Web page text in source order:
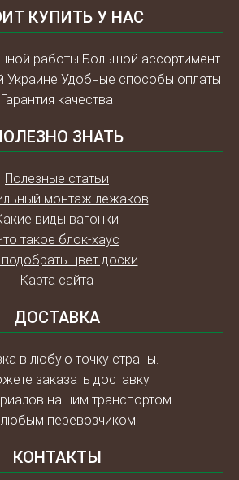
КУПИТЬ У НАС
работы Большой ассортимент
Украине Удобные способы оплаты
Гарантия качества
ЗНАТЬ
Полезные статьи
монтаж лежаков
виды вагонки
такое блок-хаус
цвет доски
Карта сайта
ДОСТАВКА
в любую точку страны.
заказать доставку
нашим транспортом
любым перевозчиком.
КОНТАКТЫ